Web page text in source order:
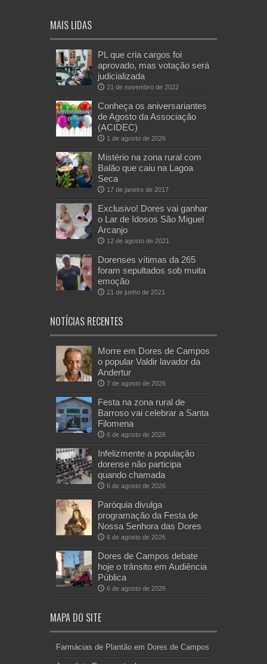
MAIS LIDAS
PL que cria cargos foi
aprovado, mas votação será
judicializada
21 de novembro de 2022
Conheça os aniversariantes
de Agosto da Associação
(ACIDEC)
1 de agosto de 2026
Mistério na zona rural com
Balão que caiu na Lagoa
Seca
17 de janeiro de 2017
Exclusivo! Dores vai ganhar
o Lar de Idosos São Miguel
Arcanjo
12 de agosto de 2021
Dorenses vítimas da 265
foram sepultados sob muita
emoção
21 de junho de 2021
NOTÍCIAS RECENTES
Morre em Dores de Campos
o popular Valdir lavador da
Andertur
7 de agosto de 2026
Festa na zona rural de
Barroso vai celebrar a Santa
Filomena
6 de agosto de 2026
Infelizmente a população
dorense não participa
quando chamada
6 de agosto de 2026
Paróquia divulga
programação da Festa de
Nossa Senhora das Dores
6 de agosto de 2026
Dores de Campos debate
hoje o trânsito em Audiência
Pública
6 de agosto de 2026
MAPA DO SITE
Farmácias de Plantão em Dores de Campos